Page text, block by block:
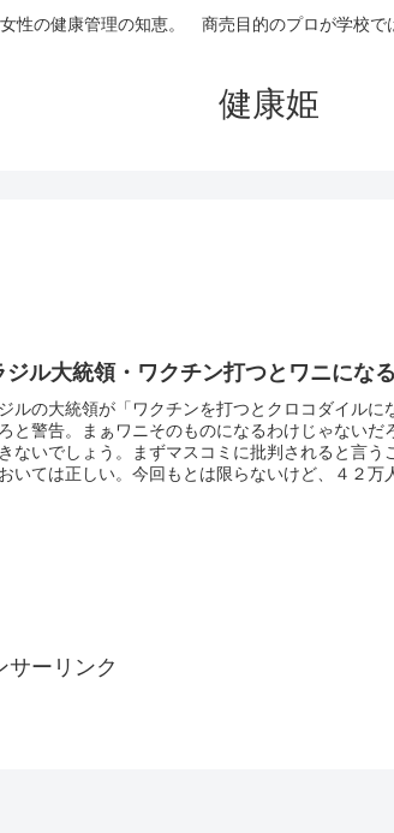
性の健康管理の知恵。 商売目的のプロが学校で
健康姫
ジル大統領・ワクチン打つとワニにな
ルの大統領が「ワクチンを打つとクロコダイルに
と警告。まぁワニそのものになるわけじゃないだ
ないでしょう。まずマスコミに批判されると言う
いては正しい。今回もとは限らないけど、４２万
サーリンク